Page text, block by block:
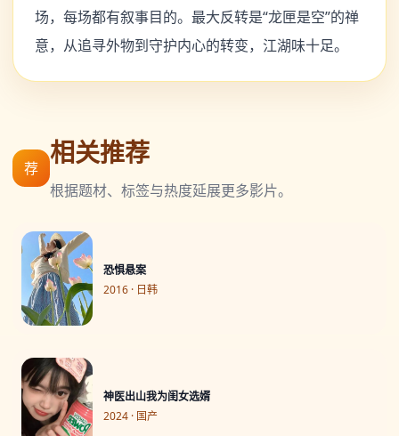
场，每场都有叙事目的。最大反转是“龙匣是空”的禅
意，从追寻外物到守护内心的转变，江湖味十足。
荐 相关推荐
根据题材、标签与热度延展更多影片。
恐惧悬案
2016 · 日韩
神医出山我为闺女选婿
2024 · 国产